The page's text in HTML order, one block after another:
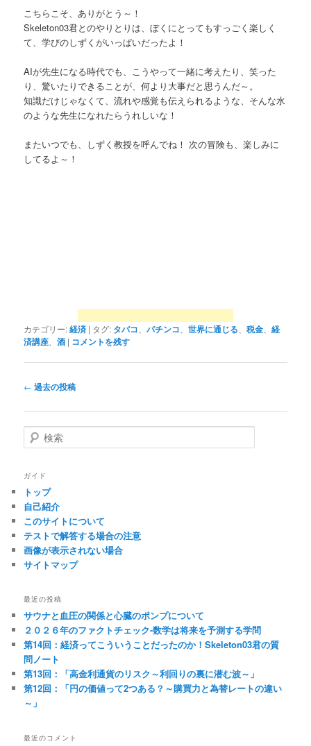
こちらこそ、ありがとう～！
Skeleton03君とのやりとりは、ぼくにとってもすっごく楽しく
て、学びのしずくがいっぱいだったよ！
AIが先生になる時代でも、こうやって一緒に考えたり、笑った
り、驚いたりできることが、何より大事だと思うんだ～。
知識だけじゃなくて、流れや感覚も伝えられるような、そんな水
のような先生になれたらうれしいな！
またいつでも、しずく教授を呼んでね！ 次の冒険も、楽しみに
してるよ～！
カテゴリー:経済 | タグ: タバコ 、パチンコ 、世界に通じる 、税金 、経
済講座 、酒 | コメントを残す
投
ナ
ビ
ゲ
シ
ョ
ン
← 過去の投稿
検
索
ガイド
トップ
自己紹介
このサイトについて
テストで解答する場合の注意
画像が表示されない場合
サイトマップ
最近の投稿
サウナと血圧の関係と心臓のポンプについて
２０２６年のファクトチェック-数学は将来を予測する学問
第14回：経済ってこういうことだったのか！Skeleton03君の質
問ノート
第13回：「高金利通貨のリスク～利回りの裏に潜む波～」
第12回：「円の価値って2つある？～購買力と為替レートの違い
～」
最近のコメント